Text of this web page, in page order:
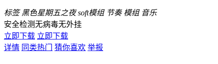
标签 黑色星期五之夜 soft模组 节奏 模组 音乐
安全检测无病毒无外挂
立即下载 立即下载
详情 同类热门 猜你喜欢 举报